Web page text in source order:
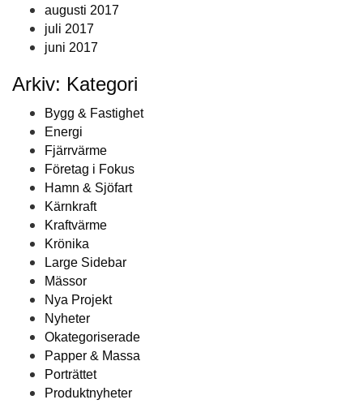
augusti 2017
juli 2017
juni 2017
Arkiv: Kategori
Bygg & Fastighet
Energi
Fjärrvärme
Företag i Fokus
Hamn & Sjöfart
Kärnkraft
Kraftvärme
Krönika
Large Sidebar
Mässor
Nya Projekt
Nyheter
Okategoriserade
Papper & Massa
Porträttet
Produktnyheter